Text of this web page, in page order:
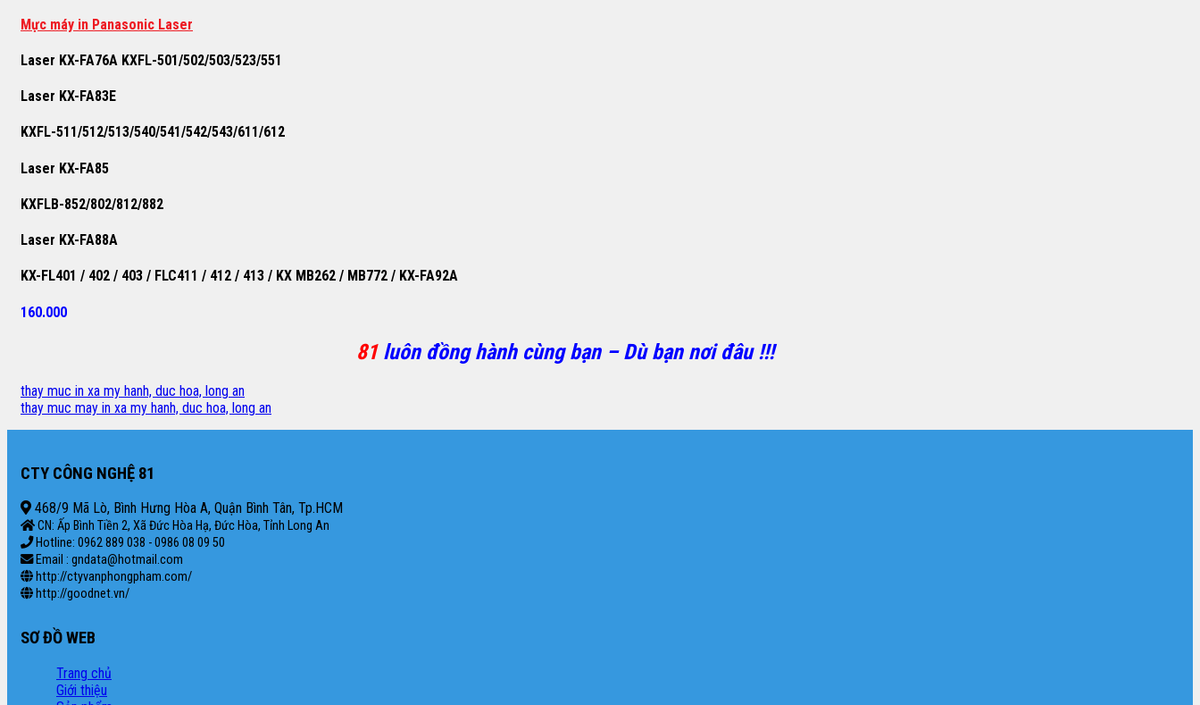
Mực máy in Panasonic Laser
Laser KX-FA76A KXFL-501/502/503/523/551
Laser KX-FA83E
KXFL-511/512/513/540/541/542/543/611/612
Laser KX-FA85
KXFLB-852/802/812/882
Laser KX-FA88A
KX-FL401 / 402 / 403 / FLC411 / 412 / 413 / KX MB262 / MB772 / KX-FA92A
160.000
81 luôn đồng hành cùng bạn – Dù bạn nơi đâu !!!
thay muc in xa my hanh, duc hoa, long an
thay muc may in xa my hanh, duc hoa, long an
CTY CÔNG NGHỆ 81
468/9 Mã Lò, Bình Hưng Hòa A, Quận Bình Tân, Tp.HCM
CN: Ấp Bình Tiền 2, Xã Đức Hòa Hạ, Đức Hòa, Tỉnh Long An
Hotline: 0962 889 038 - 0986 08 09 50
Email : gndata@hotmail.com
http://ctyvanphongpham.com/
http://goodnet.vn/
SƠ ĐỒ WEB
Trang chủ
Giới thiệu